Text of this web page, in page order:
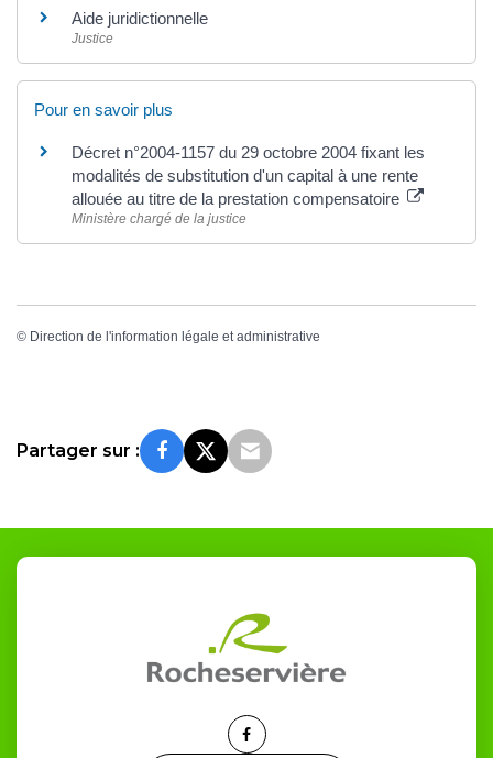
Aide juridictionnelle
Justice
Pour en savoir plus
Décret n°2004-1157 du 29 octobre 2004 fixant les
modalités de substitution d'un capital à une rente
allouée au titre de la prestation compensatoire
Ministère chargé de la justice
© Direction de l'information légale et administrative
Partager sur :
Lien